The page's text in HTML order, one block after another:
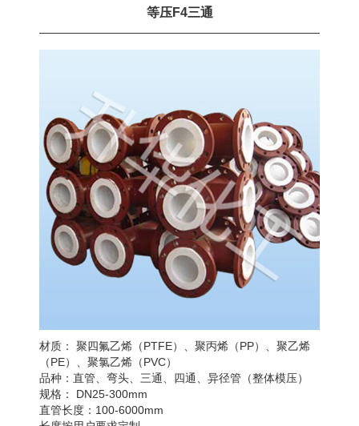
等压F4三通
材质： 聚四氟乙烯（PTFE）、聚丙烯（PP）、聚乙烯
（PE）、聚氯乙烯（PVC）
品种：直管、弯头、三通、四通、异径管（整体模压）
规格： DN25-300mm
直管长度：100-6000mm